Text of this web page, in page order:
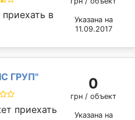
в
Указана на
11.09.2017
ГРУП"
приехать
0
грн / объект
Указана на